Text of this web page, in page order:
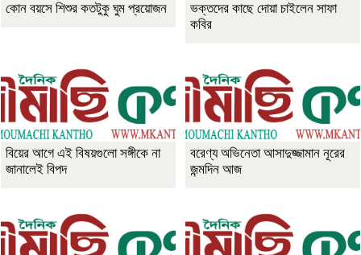
কোন বয়সে শিশুর কতটুকু ঘুম প্রয়োজন
ভক্তদের কাছে দোয়া চাইলেন সাফা
কবির
বিয়ের আগে এই বিষয়গুলো সঙ্গীকে না
জানালেই বিপদ
বরেণ্য অভিনেতা আসাদুজ্জামান নূরের
জন্মদিন আজ